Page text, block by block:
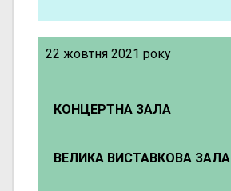
22 жовтня 2021 року
КОНЦЕРТНА ЗАЛА
ВЕЛИКА ВИСТАВКОВА ЗАЛА